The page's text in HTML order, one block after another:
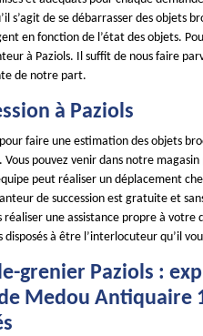
s’agit de se débarrasser des objets
en fonction de l’état des objets.
à Paziols. Il suffit de nous faire
de notre part.
à Paziols
faire une estimation des objets
pouvez venir dans notre magasin
peut réaliser un déplacement
de succession est gratuite et
réaliser une assistance propre à votre
disposés à être l’interlocuteur qu’il
grenier Paziols :
Medou Antiquaire